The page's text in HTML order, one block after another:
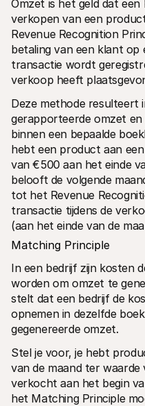
Omzet is het geld dat
verkopen van een
Revenue Recognition
betaling van een klant op
transactie wordt
verkoop heeft
Deze methode resulteert
gerapporteerde omzet
binnen een bepaalde
hebt een product aan
van €500 aan het einde
belooft de volgende
tot het Revenue
transactie tijdens de
(aan het einde van de
Matching Principle
In een bedrijf zijn kosten
worden om omzet te
stelt dat een bedrijf de
opnemen in dezelfde
gegenereerde omzet.
Stel je voor, je hebt
van de maand ter
verkocht aan het begin
het Matching Principle